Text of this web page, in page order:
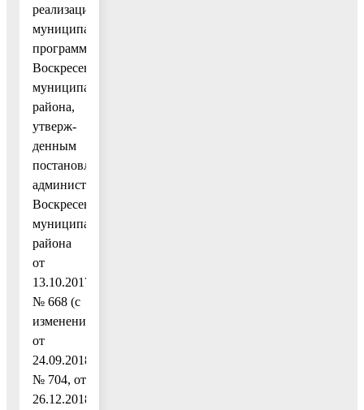
реализации
муниципальных
программ
Воскресенского
муниципального
района,
утверж-
денным
постановлением
администрации
Воскресенского
муниципального
района
от
13.10.2017
№ 668 (с
изменениями
от
24.09.2018
№ 704, от
26.12.2018